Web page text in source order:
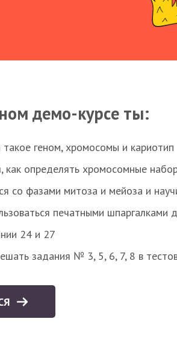
демо-курсе ты:
геном, хромосомы и кариотип
как определять хромосомные
со фазами митоза и мейоза и
печатными шпаргалками
24 и 27
задания № 3, 5, 6, 7, 8 в